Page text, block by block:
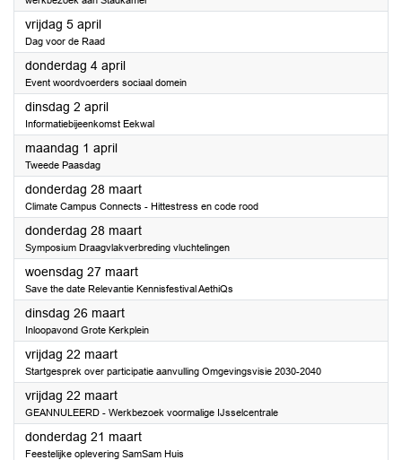
vrijdag 5 april2024
Dag voor de Raad
donderdag 4 april2024
Event woordvoerders sociaal domein
dinsdag 2 april2024
Informatiebijeenkomst Eekwal
maandag 1 april2024
Tweede Paasdag
donderdag 28 maart2024
Climate Campus Connects - Hittestress en code rood
donderdag 28 maart2024
Symposium Draagvlakverbreding vluchtelingen
woensdag 27 maart2024
Save the date Relevantie Kennisfestival AethiQs
dinsdag 26 maart2024
Inloopavond Grote Kerkplein
vrijdag 22 maart2024
Startgesprek over participatie aanvulling Omgevingsvisie 2030-2040
vrijdag 22 maart2024
GEANNULEERD - Werkbezoek voormalige IJsselcentrale
donderdag 21 maart2024
Feestelijke oplevering SamSam Huis